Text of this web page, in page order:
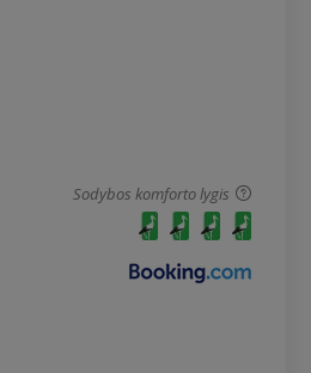
Sodybos komforto lygis